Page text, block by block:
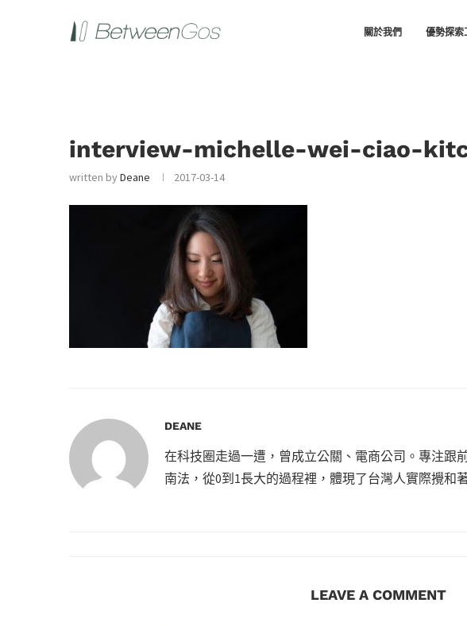
關於我們 優勢探索
interview-michelle-wei-ciao-
written byDeane 2017-03-14
DEANE
在科技圈走過一遭，曾成立公關、電商公司。專注跟
南法，從0到1長大的過程裡，體現了台灣人實際攪和
LEAVE A COMMENT